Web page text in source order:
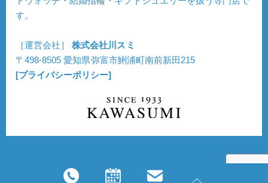
す。
［運営会社］株式会社川スミ
〒498-8505 愛知県弥富市鯏浦町南前新田215
[プライバシーポリシー]
Copyright © CLEAR. All Rights Reserved.